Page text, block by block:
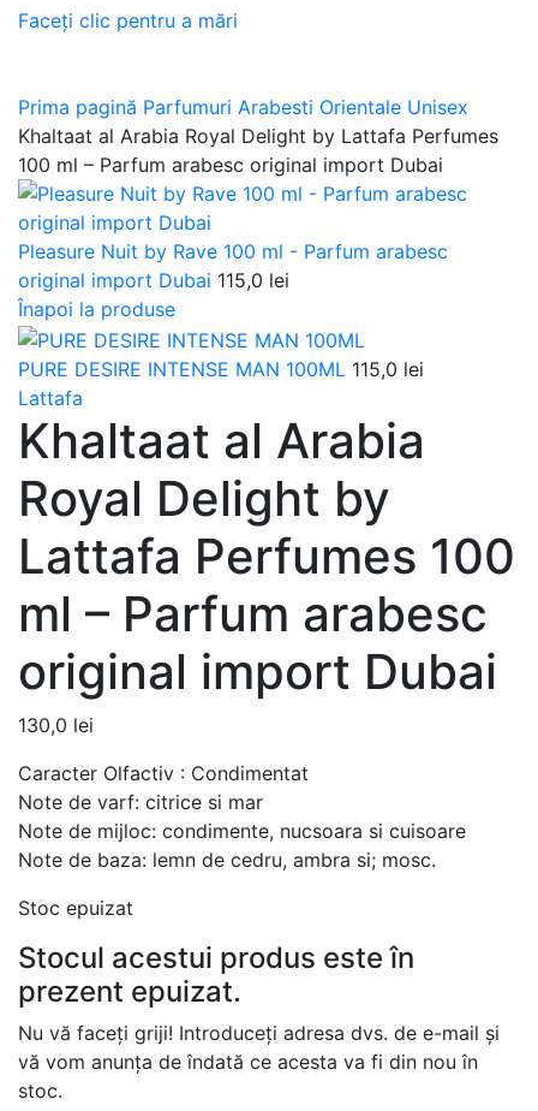
Faceți clic pentru a mări
Prima pagină Parfumuri Arabesti Orientale Unisex
Khaltaat al Arabia Royal Delight by Lattafa Perfumes
100 ml – Parfum arabesc original import Dubai
Pleasure Nuit by Rave 100 ml - Parfum arabesc
original import Dubai 115,0 lei
Înapoi la produse
PURE DESIRE INTENSE MAN 100ML 115,0 lei
Lattafa
Khaltaat al Arabia
Royal Delight by
Lattafa Perfumes 100
ml – Parfum arabesc
original import Dubai
130,0 lei
Caracter Olfactiv : Condimentat
Note de varf: citrice si mar
Note de mijloc: condimente, nucsoara si cuisoare
Note de baza: lemn de cedru, ambra si; mosc.
Stoc epuizat
Stocul acestui produs este în
prezent epuizat.
Nu vă faceți griji! Introduceți adresa dvs. de e-mail și
vă vom anunța de îndată ce acesta va fi din nou în
stoc.